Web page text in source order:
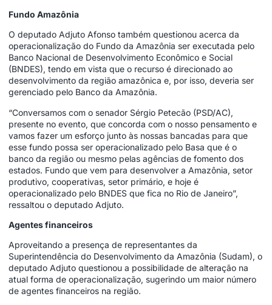
Fundo Amazônia
O deputado Adjuto Afonso também questionou acerca da
operacionalização do Fundo da Amazônia ser executada pelo
Banco Nacional de Desenvolvimento Econômico e Social
(BNDES), tendo em vista que o recurso é direcionado ao
desenvolvimento da região amazônica e, por isso, deveria ser
gerenciado pelo Banco da Amazônia.
“Conversamos com o senador Sérgio Petecão (PSD/AC),
presente no evento, que concorda com o nosso pensamento e
vamos fazer um esforço junto às nossas bancadas para que
esse fundo possa ser operacionalizado pelo Basa que é o
banco da região ou mesmo pelas agências de fomento dos
estados. Fundo que vem para desenvolver a Amazônia, setor
produtivo, cooperativas, setor primário, e hoje é
operacionalizado pelo BNDES que fica no Rio de Janeiro”,
ressaltou o deputado Adjuto.
Agentes financeiros
Aproveitando a presença de representantes da
Superintendência do Desenvolvimento da Amazônia (Sudam), o
deputado Adjuto questionou a possibilidade de alteração na
atual forma de operacionalização, sugerindo um maior número
de agentes financeiros na região.